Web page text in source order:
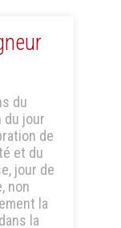
du
du jour
de
et du
jour de
non
la
la